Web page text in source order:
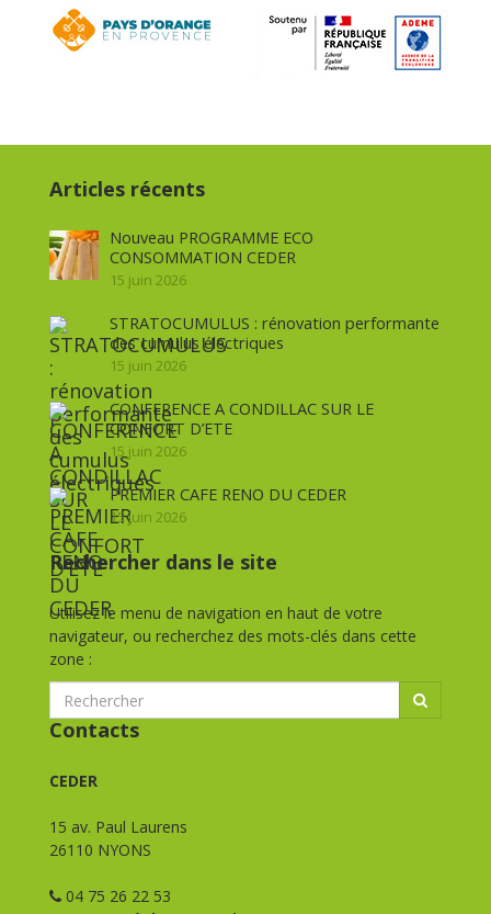
Articles récents
Nouveau PROGRAMME ECO
CONSOMMATION CEDER
15 juin 2026
STRATOCUMULUS : rénovation performante
des cumulus électriques
15 juin 2026
CONFERENCE A CONDILLAC SUR LE
CONFORT D’ETE
15 juin 2026
PREMIER CAFE RENO DU CEDER
15 juin 2026
Rechercher dans le site
Utilisez le menu de navigation en haut de votre
navigateur, ou recherchez des mots-clés dans cette
zone :
Contacts
CEDER
15 av. Paul Laurens
26110 NYONS
04 75 26 22 53